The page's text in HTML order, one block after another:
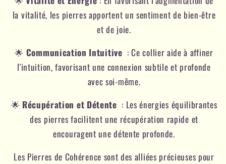
la vitalité, les pierres apportent un sentiment de bien-être
et de joie.
🌟 Communication Intuitive : Ce collier aide à affiner
l'intuition, favorisant une connexion subtile et profonde
avec soi-même.
🌟 Récupération et Détente : Les énergies équilibrantes
des pierres facilitent une récupération rapide et
encouragent une détente profonde.
Les Pierres de Cohérence sont des alliées précieuses pour